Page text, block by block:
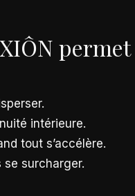
permet
intérieure.
tout s’accélère.
se surcharger.